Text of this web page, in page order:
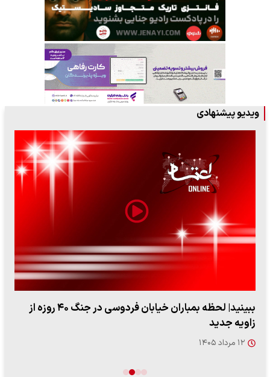
ویدیو پیشنهادی
ببینید| لحظه بمباران خیابان فردوسی در جنگ ۴۰ روزه از
زاویه جدید
۱۲ مرداد ۱۴۰۵